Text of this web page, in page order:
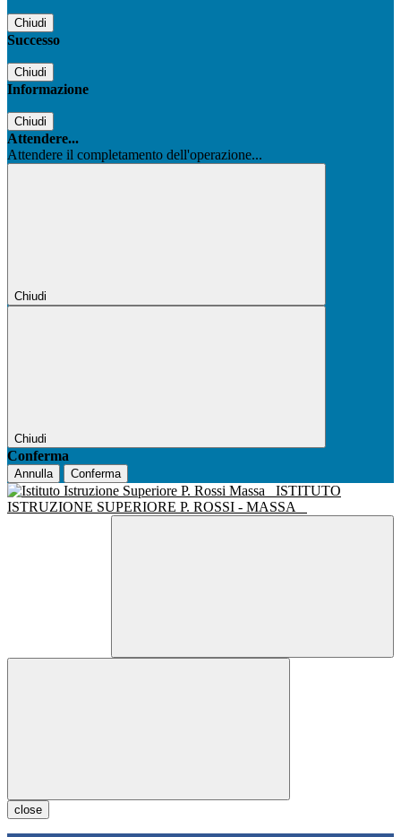
Chiudi
Successo
Chiudi
Informazione
Chiudi
Attendere...
Attendere il completamento dell'operazione...
Chiudi
Chiudi
Conferma
Annulla Conferma
ISTITUTO
ISTRUZIONE SUPERIORE P. ROSSI - MASSA
close